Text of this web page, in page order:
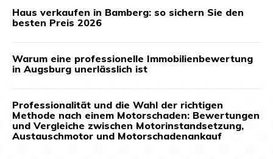
Haus verkaufen in Bamberg: so sichern Sie den
besten Preis 2026
Warum eine professionelle Immobilienbewertung
in Augsburg unerlässlich ist
Professionalität und die Wahl der richtigen
Methode nach einem Motorschaden: Bewertungen
und Vergleiche zwischen Motorinstandsetzung,
Austauschmotor und Motorschadenankauf